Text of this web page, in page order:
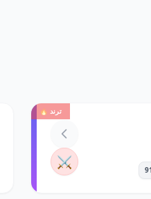
ترند 🔥
⚔️